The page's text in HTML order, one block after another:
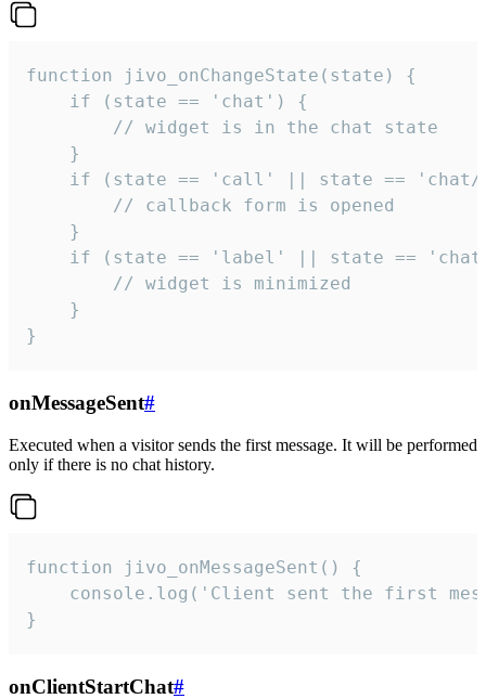
function jivo_onChangeState(state) {
    if (state == 'chat') {
        // widget is in the chat state
    }
if (state == 'call' || state ==
        // callback form is opened
    }
if (state == 'label' || state ==
        // widget is minimized
    }
}
onMessageSent#
Executed when a visitor sends the first message. It will be performed
only if there is no chat history.
function jivo_onMessageSent() {
console.log('Client sent the first
}
onClientStartChat#